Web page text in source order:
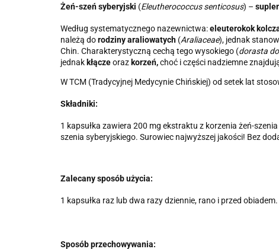
Żeń-szeń syberyjski (Eleutherococcus senticosus) –
Według systematycznego nazewnictwa:eleuterokok
należą dorodziny araliowatych (Araliaceae), jednak
Chin. Charakterystyczną cechą tego wysokiego (dorasta
jednak kłączeoraz korzeń,choć i części nadziemne
WTCM (Tradycyjnej Medycynie Chińskiej) od setek lat
Składniki:
1 kapsułka zawiera 200 mg ekstraktu z korzenia żeń-
szenia syberyjskiego. Surowiec najwyższej jakości! Bez
Zalecany sposób użycia:
1 kapsułka raz lub dwa razy dziennie, rano i przed obiadem.
Sposób przechowywania: